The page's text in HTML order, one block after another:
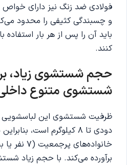
فولادی ضد زنگ نیز دارای خواص
و چسبندگی کثیفی را محدود
باید آن را پس از هر بار
کنند.
حجم شستشوی زیاد،
شستشوی متنوع
دودی تا 8 کیلوگرم است،
خانواده‌های
برآورده می‌کند. با حجم زیاد